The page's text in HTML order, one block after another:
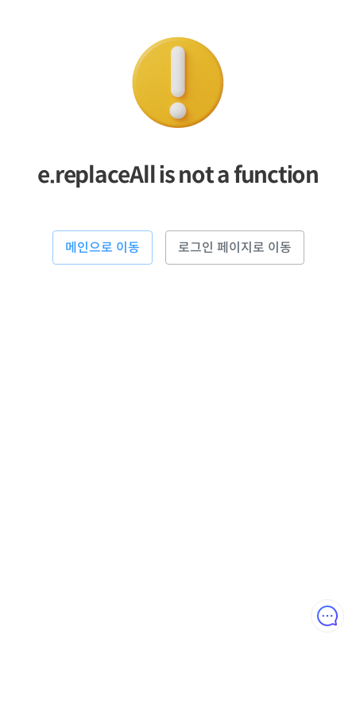
e.replaceAll is not a function
메인으로 이동 로그인 페이지로 이동